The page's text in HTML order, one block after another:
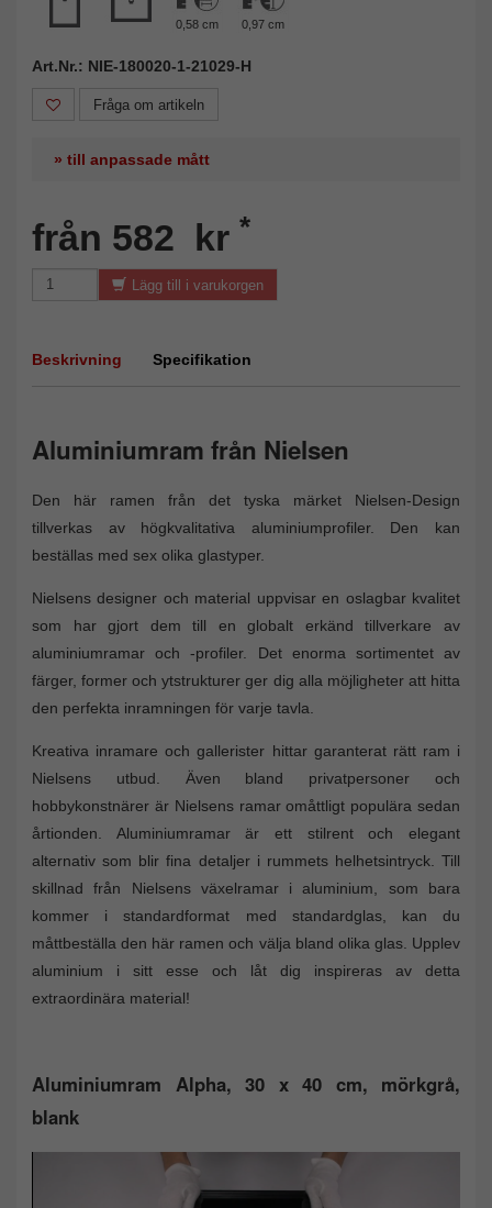
0,58 cm 0,97 cm
Art.Nr.: NIE-180020-1-21029-H
Fråga om artikeln
» till anpassade mått
från 582 kr *
Lägg till i varukorgen
Beskrivning Specifikation
Aluminiumram från Nielsen
Den här ramen från det tyska märket Nielsen-Design
tillverkas av högkvalitativa aluminiumprofiler. Den kan
beställas med sex olika glastyper.
Nielsens designer och material uppvisar en oslagbar kvalitet
som har gjort dem till en globalt erkänd tillverkare av
aluminiumramar och -profiler. Det enorma sortimentet av
färger, former och ytstrukturer ger dig alla möjligheter att hitta
den perfekta inramningen för varje tavla.
Kreativa inramare och gallerister hittar garanterat rätt ram i
Nielsens utbud. Även bland privatpersoner och
hobbykonstnärer är Nielsens ramar omåttligt populära sedan
årtionden. Aluminiumramar är ett stilrent och elegant
alternativ som blir fina detaljer i rummets helhetsintryck. Till
skillnad från Nielsens växelramar i aluminium, som bara
kommer i standardformat med standardglas, kan du
måttbeställa den här ramen och välja bland olika glas. Upplev
aluminium i sitt esse och låt dig inspireras av detta
extraordinära material!
Aluminiumram Alpha, 30 x 40 cm, mörkgrå,
blank